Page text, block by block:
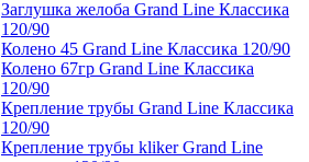
Заглушка желоба Grand Line Классика
120/90
Колено 45 Grand Line Классика 120/90
Колено 67гр Grand Line Классика
120/90
Крепление трубы Grand Line Классика
120/90
Крепление трубы kliker Grand Line